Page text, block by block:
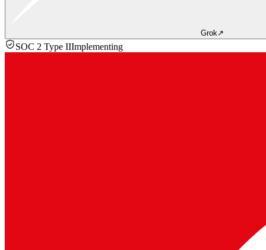
Grok↗
SOC 2 Type IIImplementing